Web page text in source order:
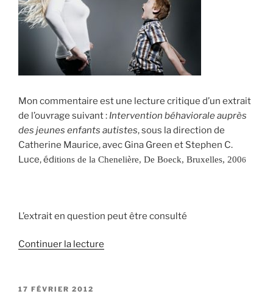
Mon commentaire est une lecture critique d’un extrait
de l’ouvrage suivant : Intervention béhaviorale auprès
des jeunes enfants autistes, sous la direction de
Catherine Maurice, avec Gina Green et Stephen C.
Luce, éditions de la Chenelière, De Boeck, Bruxelles, 2006
L’extrait en question peut être consulté
Continuer la lecture
PUBLIÉ
17 FÉVRIER 2012